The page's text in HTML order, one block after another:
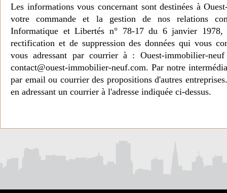
Les informations vous concernant sont destinées à
votre commande et la gestion de nos relations
Informatique et Libertés n° 78-17 du 6 janvier 1978,
rectification et de suppression des données qui vous
vous adressant par courrier à : Ouest-immobilier-
contact@ouest-immobilier-neuf.com. Par notre
par email ou courrier des propositions d'autres
en adressant un courrier à l'adresse indiquée ci-dessus.